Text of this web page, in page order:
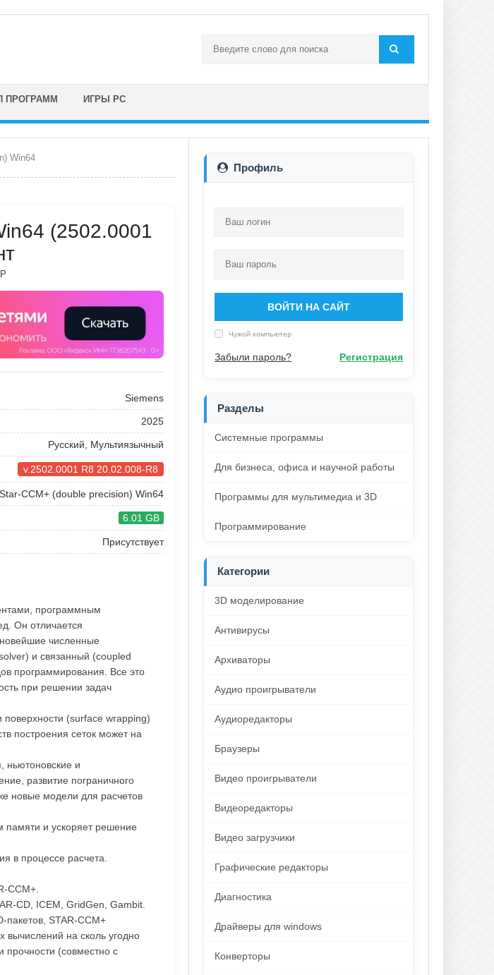
ПРОГРАММ ИГРЫ PC
Win64
(2502.0001
Siemens
2025
Русский, Мультиязычный
v.2502.0001 R8 20.02.008-R8
CCM+ (double precision) Win64
6.01 GB
Присутствует
программным
Он отличается
численные
и связанный (coupled
программирования. Все это
при решении задач
поверхности (surface wrapping)
построения сеток может на
ньютоновские и
развитие пограничного
новые модели для расчетов
памяти и ускоряет решение
в процессе расчета.
CCM+.
CD, ICEM, GridGen, Gambit.
пакетов, STAR-CCM+
на сколь угодно
прочности (совместно с
Профиль
ВОЙТИ НА САЙТ
Чужой компьютер
Забыли пароль? Регистрация
Разделы
Системные программы
Для бизнеса, офиса и научной работы
Программы для мультимедиа и 3D
Программирование
Категории
3D моделирование
Антивирусы
Архиваторы
Аудио проигрыватели
Аудиоредакторы
Браузеры
Видео проигрыватели
Видеоредакторы
Видео загрузчики
Графические редакторы
Диагностика
Драйверы для windows
Конверторы